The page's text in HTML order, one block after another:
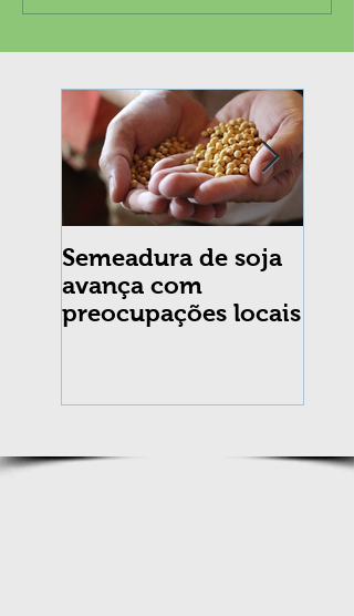
Semeadura de soja
avança com
preocupações locais